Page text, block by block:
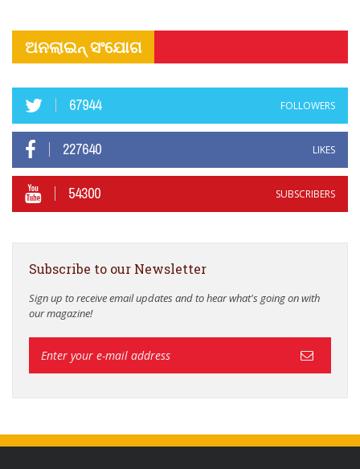
ଅନଲାଇନ୍ ସଂଯୋଗ
67944 FOLLOWERS
227640 LIKES
54300 SUBSCRIBERS
Subscribe to our Newsletter
Sign up to receive email updates and to hear what's going on with
our magazine!